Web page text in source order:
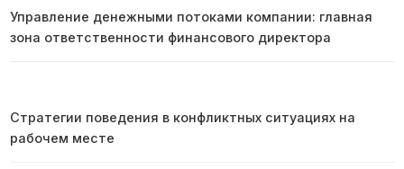
Управление денежными потоками компании: главная
зона ответственности финансового директора
Стратегии поведения в конфликтных ситуациях на
рабочем месте